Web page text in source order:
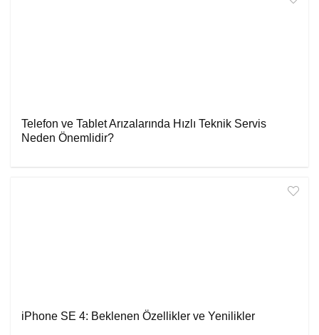
Telefon ve Tablet Arızalarında Hızlı Teknik Servis
Neden Önemlidir?
iPhone SE 4: Beklenen Özellikler ve Yenilikler